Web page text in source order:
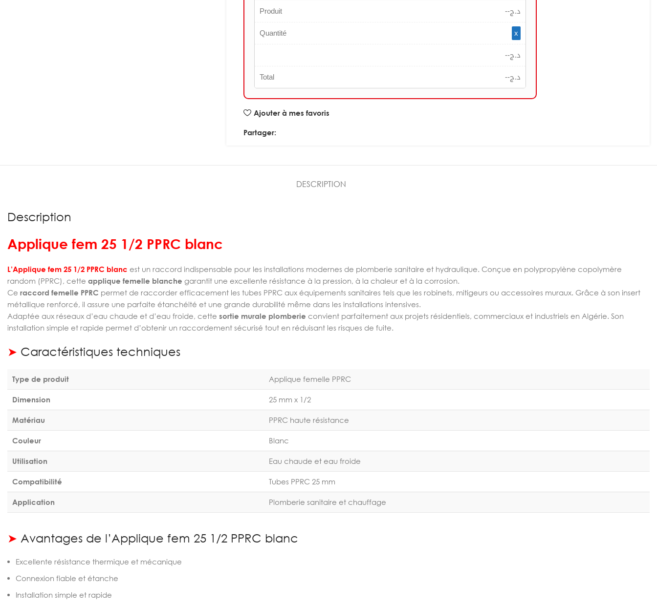
Produit
--د.ج
Quantité
x
--د.ج
Total
--د.ج
Ajouter à mes favoris
Partager:
DESCRIPTION
Description
Applique fem 25 1/2 PPRC blanc
L’Applique fem 25 1/2 PPRC blanc est un raccord indispensable pour les installations modernes de plomberie sanitaire et hydraulique. Conçue en polypropylène copolymère
random (PPRC), cette applique femelle blanche garantit une excellente résistance à la pression, à la chaleur et à la corrosion.
Ce raccord femelle PPRC permet de raccorder efficacement les tubes PPRC aux équipements sanitaires tels que les robinets, mitigeurs ou accessoires muraux. Grâce à son insert
métallique renforcé, il assure une parfaite étanchéité et une grande durabilité même dans les installations intensives.
Adaptée aux réseaux d’eau chaude et d’eau froide, cette sortie murale plomberie convient parfaitement aux projets résidentiels, commerciaux et industriels en Algérie. Son
installation simple et rapide permet d’obtenir un raccordement sécurisé tout en réduisant les risques de fuite.
➤ Caractéristiques techniques
Type de produit Applique femelle PPRC
Dimension 25 mm x 1/2
Matériau PPRC haute résistance
Couleur Blanc
Utilisation Eau chaude et eau froide
Compatibilité Tubes PPRC 25 mm
Application Plomberie sanitaire et chauffage
➤ Avantages de l’Applique fem 25 1/2 PPRC blanc
Excellente résistance thermique et mécanique
Connexion fiable et étanche
Installation simple et rapide